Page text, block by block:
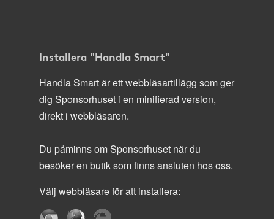
Installera "Handla Smart"
Handla Smart är ett webbläsartillägg som ger
dig Sponsorhuset i en minifierad version,
direkt i webbläsaren.
Du påminns om Sponsorhuset när du
besöker en butik som finns ansluten hos oss.
Välj webbläsare för att installera: